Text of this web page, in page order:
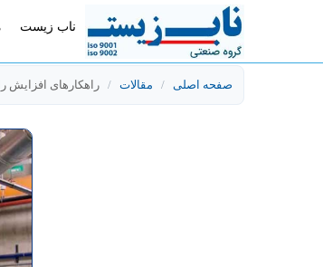
ناب زیست
صفحه اصلی / مقالات / راهکارهای